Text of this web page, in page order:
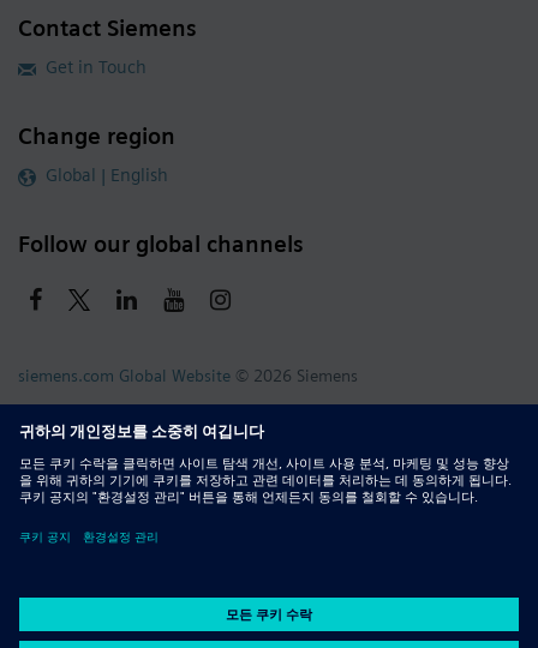
Contact Siemens
Get in Touch
Change region
Global | English
Follow our global channels
siemens.com Global Website © 2026 Siemens
Whistleblowing
Corporate Information
DMCA
Privacy Notice
Terms of Use
Digital ID
Report Piracy